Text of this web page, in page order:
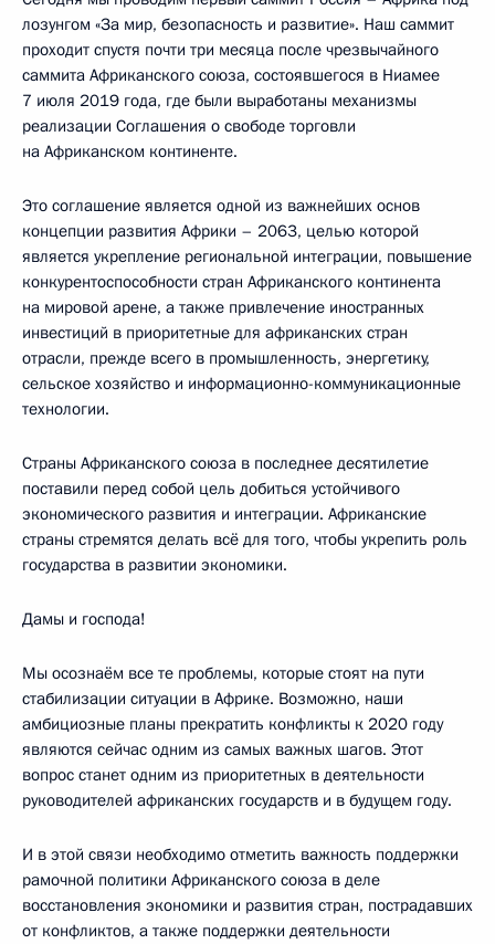
лозунгом «За мир, безопасность и развитие». Наш саммит
проходит спустя почти три месяца после чрезвычайного
саммита Африканского союза, состоявшегося в Ниамее
7 июля 2019 года, где были выработаны механизмы
реализации Соглашения о свободе торговли
на Африканском континенте.
Это соглашение является одной из важнейших основ
концепции развития Африки – 2063, целью которой
является укрепление региональной интеграции, повышение
конкурентоспособности стран Африканского континента
на мировой арене, а также привлечение иностранных
инвестиций в приоритетные для африканских стран
отрасли, прежде всего в промышленность, энергетику,
сельское хозяйство и информационно-коммуникационные
технологии.
Страны Африканского союза в последнее десятилетие
поставили перед собой цель добиться устойчивого
экономического развития и интеграции. Африканские
страны стремятся делать всё для того, чтобы укрепить роль
государства в развитии экономики.
Дамы и господа!
Мы осознаём все те проблемы, которые стоят на пути
стабилизации ситуации в Африке. Возможно, наши
амбициозные планы прекратить конфликты к 2020 году
являются сейчас одним из самых важных шагов. Этот
вопрос станет одним из приоритетных в деятельности
руководителей африканских государств и в будущем году.
И в этой связи необходимо отметить важность поддержки
рамочной политики Африканского союза в деле
восстановления экономики и развития стран, пострадавших
от конфликтов, а также поддержки деятельности